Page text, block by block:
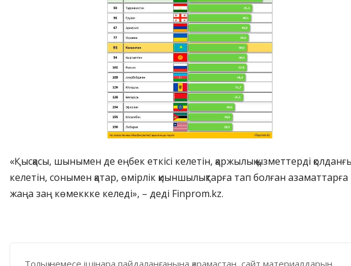
«Қысқасы, шынымен де еңбек еткісі келетін, қаржылық қызметтерді
келетін, сонымен қатар, өмірлік қиыншылықтарға тап болған азаматтарға
жаңа заң көмеккке келеді», – деді Finprom.kz.